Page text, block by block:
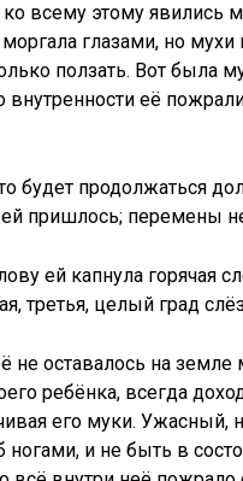
всему этому явились
глазами, но
ползать. Вот была
внутренности её
будет продолжаться
пришлось; перемены не
ей капнула горячая
третья, целый град
не оставалось на
ребёнка, всегда
его муки. Ужасный,
ногами, и не быть в